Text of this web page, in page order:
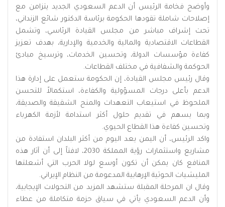
وأوضح فخامة الرئيس أن الدعم السعودي الجديد يتزامن مع
إصلاحات شاملة تقودها الحكومة برئاسة الدكتور شائع الزنداني،
تحت إشراف مباشر من مجلس القيادة الرئاسي، وتشمل
القطاعات الاقتصادية والمالية والخدمية والإدارية، بهدف تعزيز
كفاءة مؤسسات الدولة، وتحسين الخدمات، وترسيخ مبادئ
الحوكمة والشفافية في مختلف القطاعات.
وقال رئيس مجلس القيادة، إن الحكومة ستعمل على إدارة هذا
الدعم بأعلى درجات المسؤولية والكفاءة، استكمالاً للتحسن
الملحوظ في استيعاب التعهدات والمنح الشقيقة والصديقة،
وبما يسهم في تقديم حلول أكثر استدامة لأزمة الكهرباء
وتحسين كفاءة هذا القطاع الحيوي.
واكد الرئيس، أن اليمن يعد اليوم من أكثر البلدان استفادة من
مشاريع واستثمارات رؤية المملكة 2030، لافتاً إلى أن آثار هذه
المنافع كان يمكن أن تكون أوسع لولا الحرب التي أشعلتها
المليشيات الحوثية الإرهابية المدعومة من النظام الإيراني.
وقال ان المرحلة المقبلة ستشهد المزيد من التحولات الإيجابية،
وأن الدعم السعودي يأتي في سياق حزمة متكاملة من عطاء